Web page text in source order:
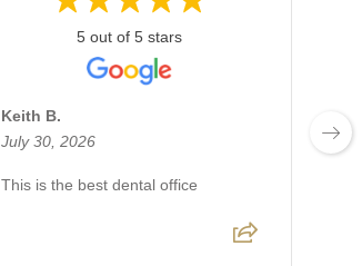
5 out of 5 stars
Keith B.
July 30, 2026
This is the best dental office